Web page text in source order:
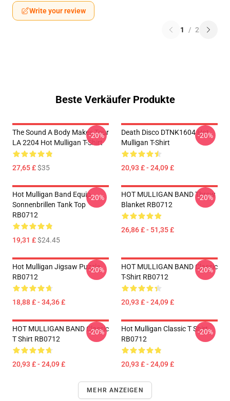
Write your review
1 / 2
Beste Verkäufer Produkte
The Sound A Body Makes Tour
LA 2204 Hot Mulligan T-Shirt
27,65 £$35
-20%
Death Disco DTNK1604 Hot
Mulligan T-Shirt
20,93 £ - 24,09 £
-20%
Hot Mulligan Band Equip
Sonnenbrillen Tank Top
RB0712
19,31 £$24.45
-20%
HOT MULLIGAN BAND Throw
Blanket RB0712
26,86 £ - 51,35 £
-20%
Hot Mulligan Jigsaw Puzzle
RB0712
18,88 £ - 34,36 £
-20%
HOT MULLIGAN BAND Classic
T-Shirt RB0712
20,93 £ - 24,09 £
-20%
HOT MULLIGAN BAND Classic
T Shirt RB0712
20,93 £ - 24,09 £
-20%
Hot Mulligan Classic T Shirt
RB0712
20,93 £ - 24,09 £
-20%
MEHR ANZEIGEN